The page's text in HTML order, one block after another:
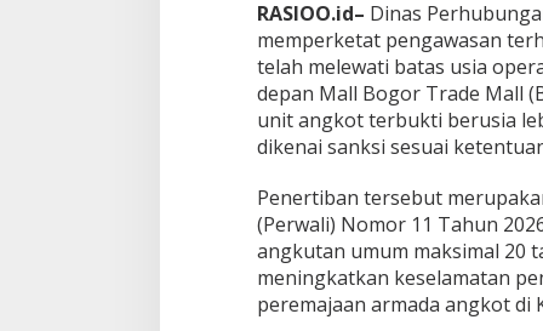
i
t
i
n
a
k
D
i
h
u
b
RASIOO.id– Dinas
memperketat pengawasan
telah melewati batas usia
depan Mall Bogor Trade Mall
unit angkot terbukti berusia
dikenai sanksi sesuai
Penertiban tersebut
(Perwali) Nomor 11 Tahun
angkutan umum maksimal 20
meningkatkan keselamatan
peremajaan armada angkot di
Rusli Prihatevy
Kota Bogor Secara
Menang Legislatif
Di Bogor Raya, Politik |